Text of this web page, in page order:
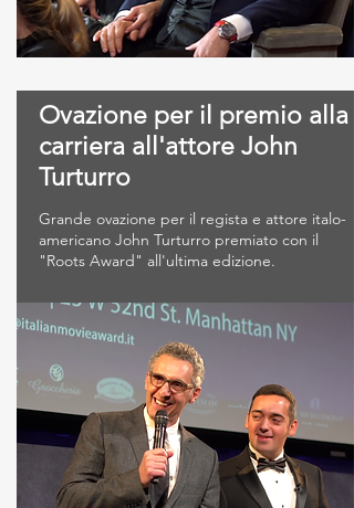
Ovazione per il premio alla
carriera all'attore John
Turturro
Grande ovazione per il regista e attore italo-
americano John Turturro premiato con il
"Roots Award" all'ultima edizione.